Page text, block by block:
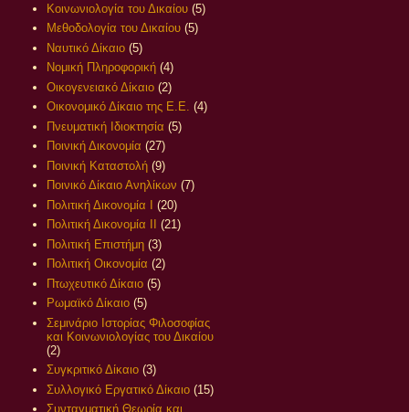
Κοινωνιολογία του Δικαίου (5)
Μεθοδολογία του Δικαίου (5)
Ναυτικό Δίκαιο (5)
Νομική Πληροφορική (4)
Οικογενειακό Δίκαιο (2)
Οικονομικό Δίκαιο της Ε.Ε. (4)
Πνευματική Ιδιοκτησία (5)
Ποινική Δικονομία (27)
Ποινική Καταστολή (9)
Ποινικό Δίκαιο Ανηλίκων (7)
Πολιτική Δικονομία Ι
(20)
Πολιτική Δικονομία ΙΙ
(21)
Πολιτική Επιστήμη (3)
Πολιτική Οικονομία (2)
Πτωχευτικό Δίκαιο (5)
Ρωμαϊκό Δίκαιο (5)
Σεμινάριο Ιστορίας Φιλοσοφίας
και Κοινωνιολογίας του Δικαίου
(2)
Συγκριτικό Δίκαιο (3)
Συλλογικό Εργατικό Δίκαιο (15)
Συνταγματική Θεωρία και